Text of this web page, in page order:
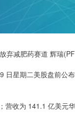
弃减肥药赛道 辉瑞
星期二美股盘前公
收为 141.1 亿美元
深证成